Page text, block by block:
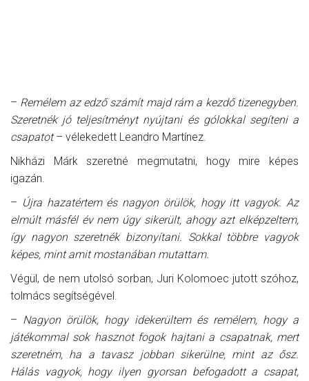
– Remélem az edző számít majd rám a kezdő tizenegyben.
Szeretnék jó teljesítményt nyújtani és gólokkal segíteni a
csapatot– vélekedett Leandro Martínez.
Nikházi Márk szeretné megmutatni, hogy mire képes
igazán.
– Újra hazatértem és nagyon örülök, hogy itt vagyok. Az
elmúlt másfél év nem úgy sikerült, ahogy azt elképzeltem,
így nagyon szeretnék bizonyítani. Sokkal többre vagyok
képes, mint amit mostanában mutattam.
Végül, de nem utolsó sorban, Juri Kolomoec jutott szóhoz,
tolmács segítségével.
– Nagyon örülök, hogy idekerültem és remélem, hogy a
játékommal sok hasznot fogok hajtani a csapatnak, mert
szeretném, ha a tavasz jobban sikerülne, mint az ősz.
Hálás vagyok, hogy ilyen gyorsan befogadott a csapat,